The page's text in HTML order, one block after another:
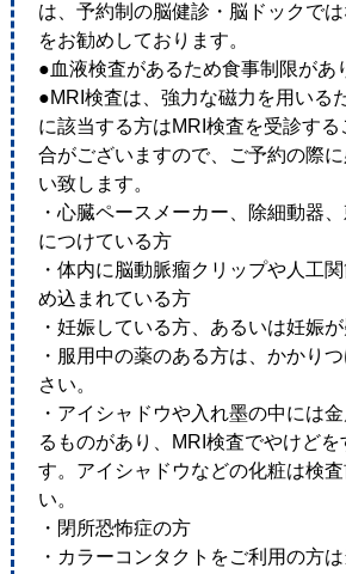
は、予約制の脳健診・脳ドックで
をお勧めしております。
●血液検査があるため食事制限があ
●MRI検査は、強力な磁力を用いる
に該当する方はMRI検査を受診す
合がございますので、ご予約の際
い致します。
・心臓ペースメーカー、除細動器
につけている方
・体内に脳動脈瘤クリップや人工
め込まれている方
・妊娠している方、あるいは妊娠が
・服用中の薬のある方は、かかり
さい。
・アイシャドウや入れ墨の中には
るものがあり、MRI検査でやけどを
す。アイシャドウなどの化粧は検
い。
・閉所恐怖症の方
・カラーコンタクトをご利用の方